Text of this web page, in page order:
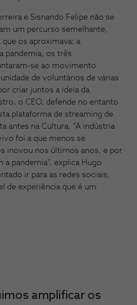
e Sisnando Felipe não se
um percurso semelhante,
os aproximava: a
pandemia, os três
se ao movimento
de voluntários de várias
criar juntos a ideia da
o CEO, defende no entanto
plataforma de streaming de
antes na Cultura. “A indústria
foi a que menos se
inovou nos últimos anos, e por
pandemia”, explica Hugo
ir para as redes sociais,
de experiência que é um
amplificar os